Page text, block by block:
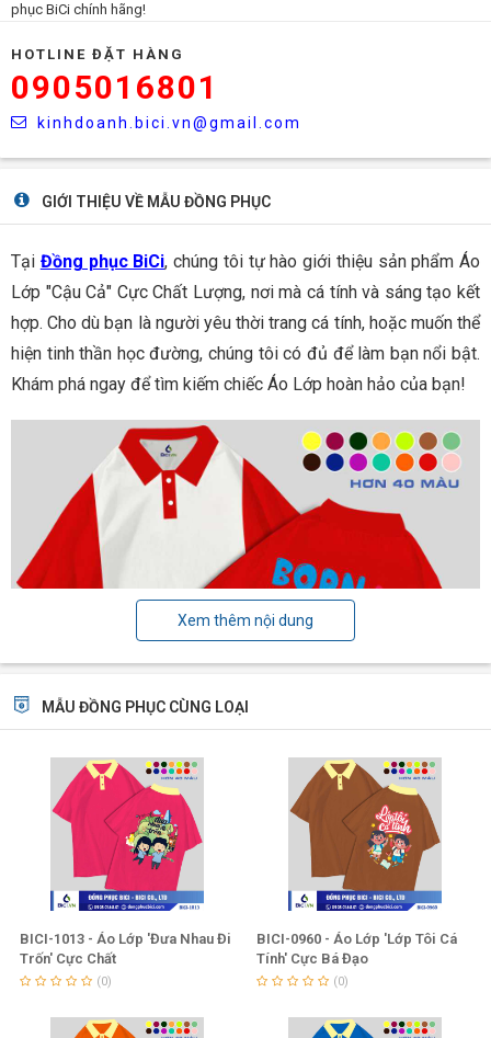
phục BiCi chính hãng!
HOTLINE ĐẶT HÀNG
0905016801
kinhdoanh.bici.vn@gmail.com
GIỚI THIỆU VỀ MẪU ĐỒNG PHỤC
Tại Đồng phục BiCi, chúng tôi tự hào giới thiệu sản phẩm Áo
Lớp "Cậu Cả" Cực Chất Lượng, nơi mà cá tính và sáng tạo kết
hợp. Cho dù bạn là người yêu thời trang cá tính, hoặc muốn thể
hiện tinh thần học đường, chúng tôi có đủ để làm bạn nổi bật.
Khám phá ngay để tìm kiếm chiếc Áo Lớp hoàn hảo của bạn!
Xem thêm nội dung
MẪU ĐỒNG PHỤC CÙNG LOẠI
BICI-1013 - Áo Lớp 'Đưa Nhau Đi
Trốn' Cực Chất
(0)
BICI-0960 - Áo Lớp 'Lớp Tôi Cá
Tính' Cực Bá Đạo
(0)